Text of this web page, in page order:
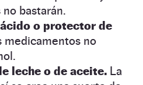
bastarán.
o protector de
medicamentos no
leche o de aceite. La